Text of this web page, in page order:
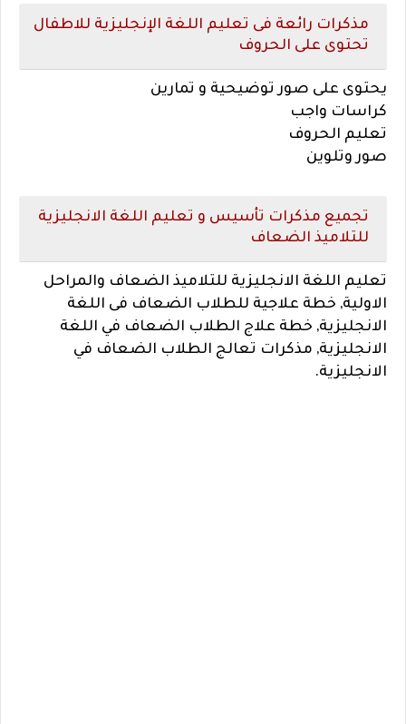
مذكرات رائعة فى تعليم اللغة الإنجليزية للاطفال
تحتوى على الحروف
يحتوى على صور توضيحية و تمارين
كراسات واجب
تعليم الحروف
صور وتلوين
تجميع مذكرات تأسيس و تعليم اللغة الانجليزية
للتلاميذ الضعاف
تعليم اللغة الانجليزية للتلاميذ الضعاف والمراحل
الاولية, خطة علاجية للطلاب الضعاف فى اللغة
الانجليزية, خطة علاج الطلاب الضعاف في اللغة
الانجليزية, مذكرات تعالج الطلاب الضعاف في
الانجليزية.